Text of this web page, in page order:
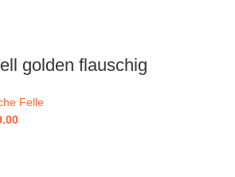
golden flauschig
Felle